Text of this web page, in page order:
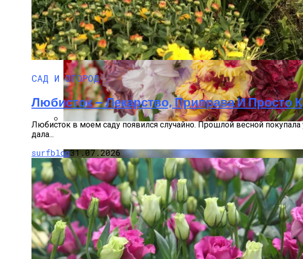
САД И ОГОРОД
Любисток — Лекарство, Приправа И Просто
Любисток в моем саду появился случайно. Прошлой весной
дала...
surfblog31.07.2026